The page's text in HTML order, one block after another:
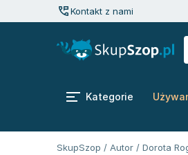
Kontakt z nami
Kategorie
SkupSzop / Autor / Dorota